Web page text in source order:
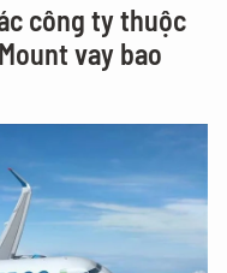
công ty thuộc
vay bao